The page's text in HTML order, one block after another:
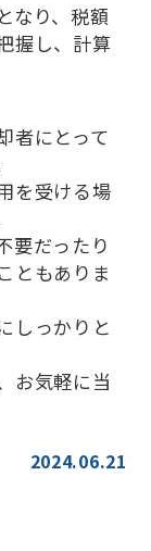
なり、税額
握し、計算
者にとって
を受ける場
要だったり
ともありま
しっかりと
お気軽に当
2024.06.21